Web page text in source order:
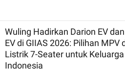
Wuling Hadirkan Darion EV
EV di GIIAS 2026: Pilihan MPV
Listrik 7-Seater untuk Keluarga
Indonesia